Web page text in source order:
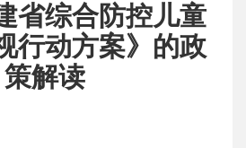
省综合防控儿童
行动方案》的政
策解读